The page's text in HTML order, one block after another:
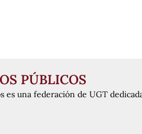
PÚBLICOS
es una federación de UGT